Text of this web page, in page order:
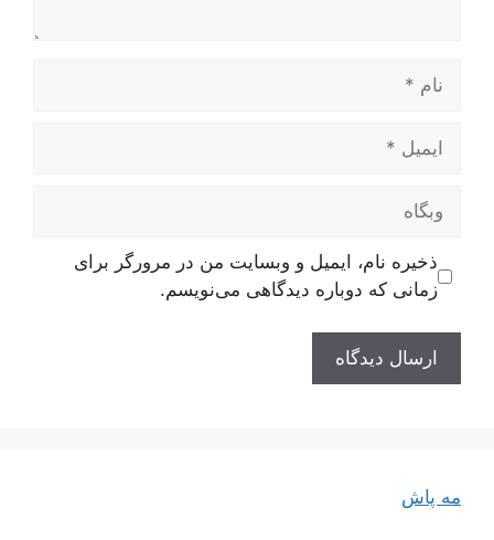
ذخیره نام، ایمیل و وبسایت من در مرورگر برای
زمانی که دوباره دیدگاهی می‌نویسم.
مه پاش